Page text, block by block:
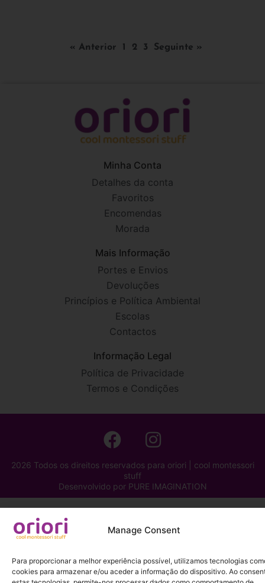
Manage Consent
Para proporcionar a melhor experiência possível, utilizamos tecnologias
cookies para armazenar e/ou aceder a informação do dispositivo. Ao
« Anterior 1 2 3 Seguinte »
Minha Conta
Detalhes da conta
Favoritos
Encomendas
Morada
Mais Informação
Portes e Envios
Devoluções
Princípios e Política Ambiental
Escolas
Contactos
Informação Legal
Política de Privacidade
Termos e Condições
2026 Todos os direitos reservados para oriori | cool montessori
stuff
Desenvolvido porPURE IMAGINATION